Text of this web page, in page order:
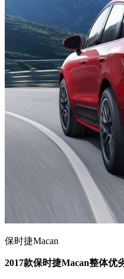
保时捷Macan​
2017款保时捷Macan整体优